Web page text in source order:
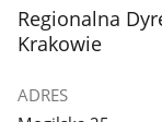
stopka
Regionalna
Krakowie
ADRES